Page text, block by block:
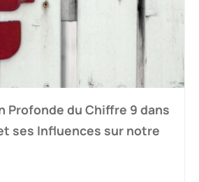
Profonde du Chiffre 9 dans
ses Influences sur notre